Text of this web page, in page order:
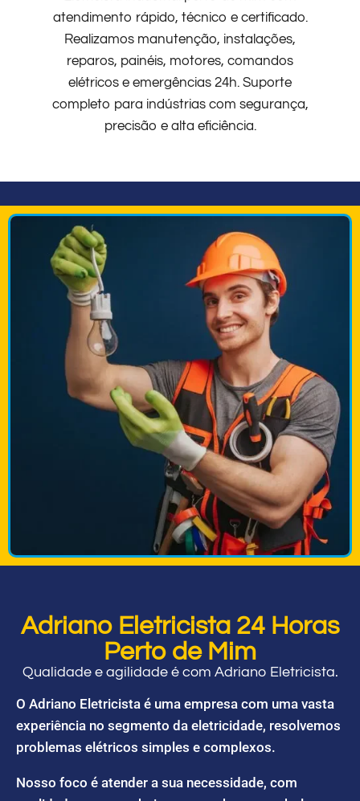
atendimento rápido, técnico e certificado.
Realizamos manutenção, instalações,
reparos, painéis, motores, comandos
elétricos e emergências 24h. Suporte
completo para indústrias com segurança,
precisão e alta eficiência.
Adriano Eletricista 24 Horas
Perto de Mim
Qualidade e agilidade é com Adriano Eletricista.
O Adriano Eletricista é uma empresa com uma vasta
experiência no segmento da eletricidade, resolvemos
problemas elétricos simples e complexos.
Nosso foco é atender a sua necessidade, com